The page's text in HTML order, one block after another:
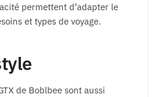
permettent d’adapter le
et types de voyage.
de Boblbee sont aussi